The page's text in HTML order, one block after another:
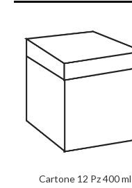
Cartone 12 Pz 400 ml